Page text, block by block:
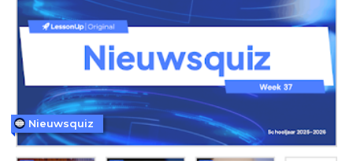
Nieuwsquiz